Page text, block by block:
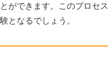
ができます。このプロセ
となるでしょう。